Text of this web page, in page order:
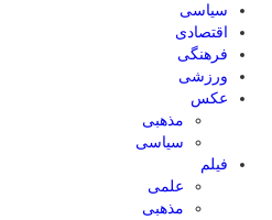
سیاسی
اقتصادی
فرهنگی
ورزشی
عکس
مذهبی
سیاسی
فیلم
علمی
مذهبی